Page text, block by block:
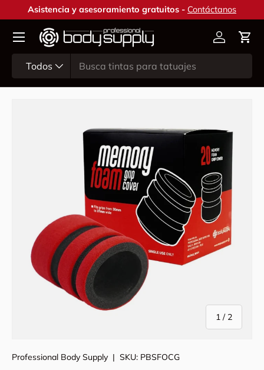
Ir al contenido
Asistencia y asesoramiento gratuitos - Contáctanos
Todos
Cuenta
1 / de
2
Professional Body Supply| SKU: PBSFOCG